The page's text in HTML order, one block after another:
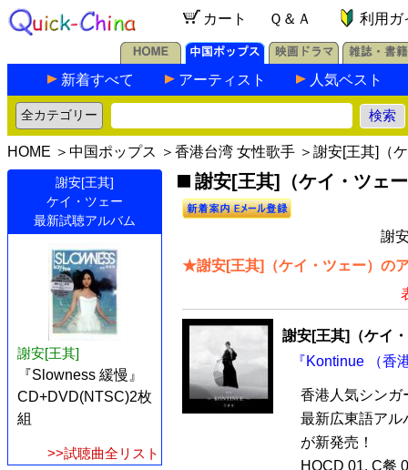
カート Ｑ＆Ａ 利用ガ
新着すべて アーティスト 人気ベスト
HOME ＞ 中国ポップス ＞ 香港台湾 女性歌手 ＞謝安[王其]（
謝安[王其]
ケイ・ツェー
最新試聴アルバム
謝安[王其]
『Slowness 緩慢』
CD+DVD(NTSC)2枚
組
>>試聴曲全リスト
謝安[王其]（ケイ・ツェ
謝
★謝安[王其]（ケイ・ツェー）の
謝安[王其]（ケイ
『Kontinue （香
香港人気シンガ
最新広東語アル
が新発売！
HQCD 01. C餐